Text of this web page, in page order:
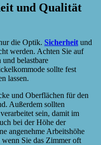
und Qualität
die Optik. Sicherheit und
werden. Achten Sie auf
belastbare
sollte fest
lassen.
und Oberflächen für den
Außerdem sollten
sein, damit im
bei der Höhe der
angenehme Arbeitshöhe
Sie das Zimmer oft